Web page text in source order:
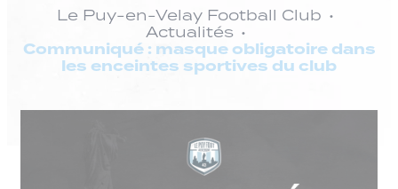
Le Puy-en-Velay Football Club
Actualités
Communiqué : masque obligatoire dans
les enceintes sportives du club